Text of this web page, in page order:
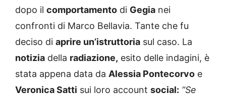
dopo il comportamento di Gegia nei
confronti di Marco Bellavia. Tante che fu
deciso di aprire un’istruttoria sul caso. La
notizia della radiazione, esito delle indagini, è
stata appena data da Alessia Pontecorvo e
Veronica Satti sui loro account social: “Se